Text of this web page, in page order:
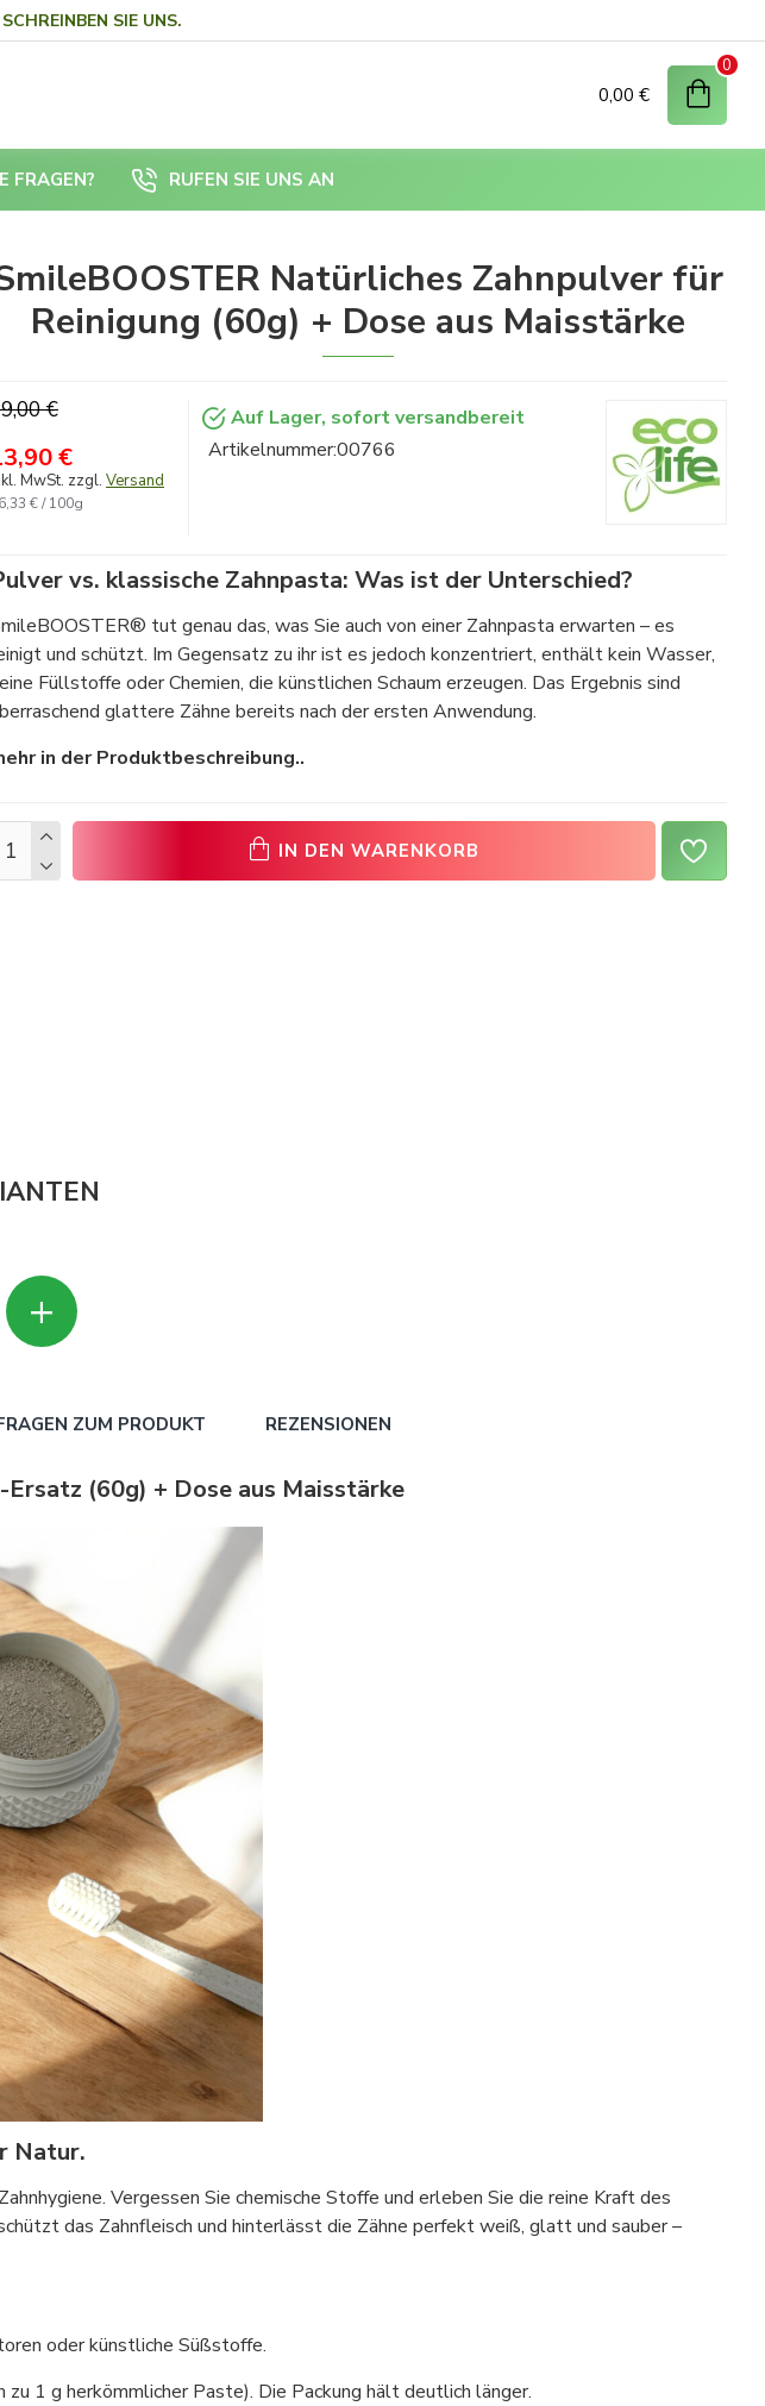
SIE UNS.
0,00 €
0
FRAGEN? RUFEN SIE UNS AN
Natürliches Zahnpulver für
Reinigung (60g) + Dose aus Maisstärke
€
€
MwSt. zzgl. Versand
€ / 100g
Auf Lager, sofort versandbereit
Artikelnummer:00766
vs. klassische Zahnpasta: Was ist der Unterschied?
tut genau das, was Sie auch von einer Zahnpasta erwarten – es
und schützt. Im Gegensatz zu ihr ist es jedoch konzentriert, enthält kein Wasser,
Füllstoffe oder Chemien, die künstlichen Schaum erzeugen. Das Ergebnis sind
glattere Zähne bereits nach der ersten Anwendung.
in der Produktbeschreibung..
IN DEN WARENKORB
+
ZUM PRODUKT REZENSIONEN
(60g) + Dose aus Maisstärke
Natur.
Vergessen Sie chemische Stoffe und erleben Sie die reine Kraft des
das Zahnfleisch und hinterlässt die Zähne perfekt weiß, glatt und sauber –
oder künstliche Süßstoffe.
1 g herkömmlicher Paste). Die Packung hält deutlich länger.